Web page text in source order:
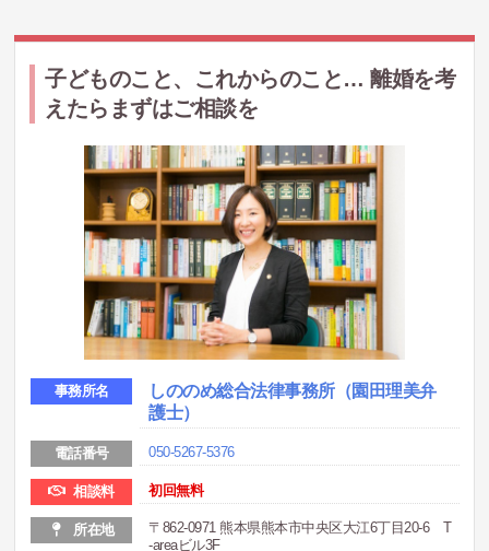
子どものこと、これからのこと… 離婚を考
えたらまずはご相談を
事務所名
しののめ総合法律事務所（園田理美弁
護士）
電話番号 050-5267-5376
相談料 初回無料
所在地
〒862-0971 熊本県熊本市中央区大江6丁目20‐6 T
-areaビル3F